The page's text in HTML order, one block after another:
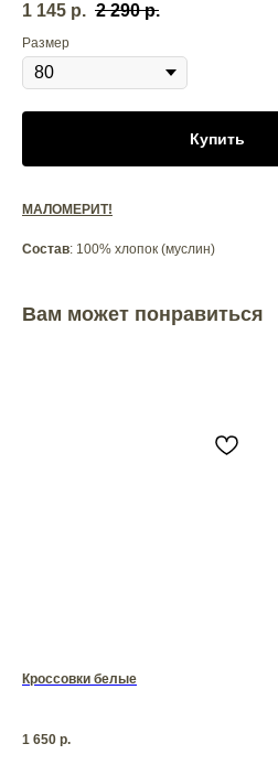
1 145 р. 2 290 р.
Размер
Купить
МАЛОМЕРИТ!
Состав: 100% хлопок (муслин)
Вам может понравиться
Кроссовки белые
1 650 р.